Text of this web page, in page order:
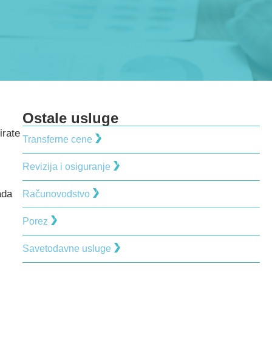
Ostale usluge
Transferne cene
Revizija i osiguranje
Računovodstvo
Porez
Savetodavne usluge